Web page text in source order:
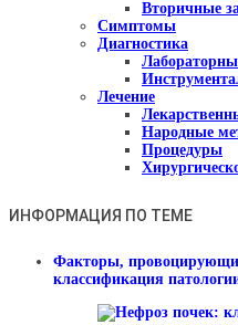
Вторичные
Симптомы
Диагностика
Лечение
Народные
Процедуры
ИНФОРМАЦИЯ ПО ТЕМЕ
Факторы,
классификация